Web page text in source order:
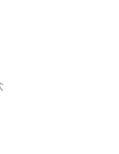
细致入微，资质